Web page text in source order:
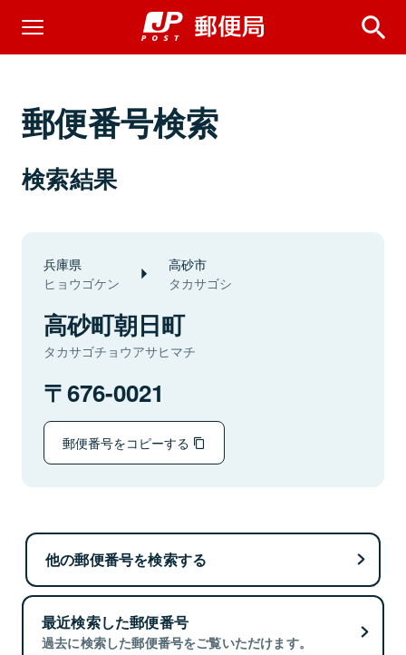
郵便番号検索
検索結果
兵庫県
ヒョウゴケン
高砂市
タカサゴシ
高砂町朝日町
タカサゴチョウアサヒマチ
676-0021
郵便番号をコピーする
他の郵便番号を検索する
最近検索した郵便番号
過去に検索した郵便番号をご覧いただけます。